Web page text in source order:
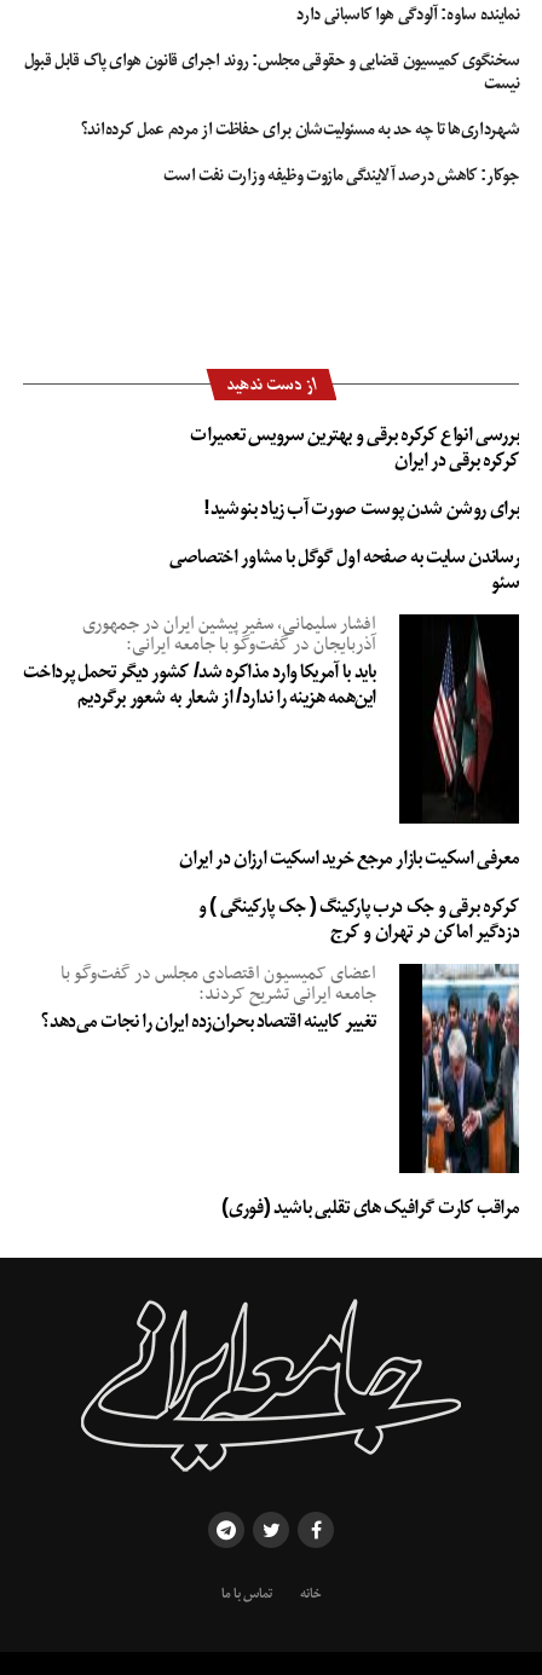
نماینده ساوه: آلودگی هوا کاسبانی دارد
سخنگوی کمیسیون قضایی و حقوقی مجلس: روند اجرای قانون هوای پاک قابل قبول
نیست
شهرداری‌ها تا چه حد به مسئولیت‌شان برای حفاظت از مردم عمل کرده‌اند؟
جوکار: کاهش درصد آلایندگی مازوت وظیفه وزارت نفت است
از دست ندهید
بررسی انواع کرکره برقی و بهترین سرویس تعمیرات
کرکره برقی در ایران
برای روشن شدن پوست صورت آب زیاد بنوشید!
رساندن سایت به صفحه اول گوگل با مشاور اختصاصی
سئو
افشار سلیمانی، سفیر پیشین ایران در جمهوری
آذربایجان در گفت‌وگو با جامعه ایرانی:
باید با آمریکا وارد مذاکره شد/ کشور دیگر تحمل پرداخت
این‌همه هزینه را ندارد/ از شعار به شعور برگردیم
معرفی اسکیت بازار مرجع خرید اسکیت ارزان در ایران
کرکره برقی و جک درب پارکینگ ( جک پارکینگی ) و
دزدگیر اماکن در تهران و کرج
اعضای کمیسیون اقتصادی مجلس در گفت‌وگو با
جامعه ایرانی تشریح کردند:
تغییر کابینه اقتصاد بحران‌زده ایران را نجات می‌دهد؟
مراقب کارت گرافیک های تقلبی باشید (فوری)
خانه تماس با ما